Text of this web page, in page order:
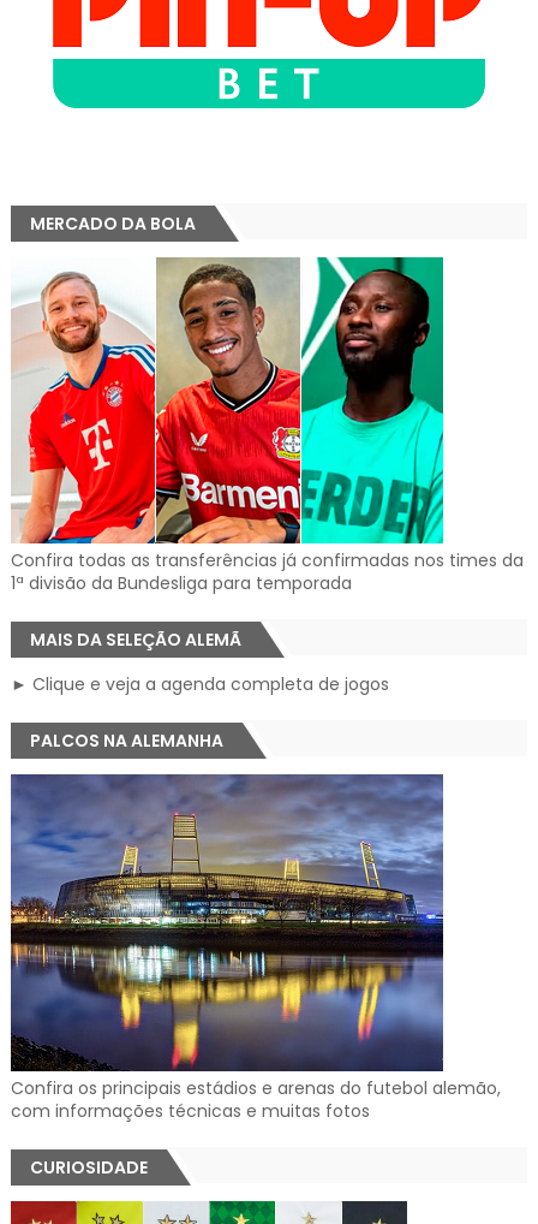
MERCADO DA BOLA
Confira todas as transferências já confirmadas nos times da
1ª divisão da Bundesliga para temporada
MAIS DA SELEÇÃO ALEMÃ
► Clique e veja a agenda completa de jogos
PALCOS NA ALEMANHA
Confira os principais estádios e arenas do futebol alemão,
com informações técnicas e muitas fotos
CURIOSIDADE